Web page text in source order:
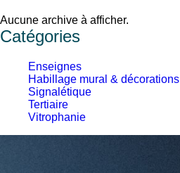
Aucune archive à afficher.
Catégories
Enseignes
Habillage mural & décorations
Signalétique
Tertiaire
Vitrophanie